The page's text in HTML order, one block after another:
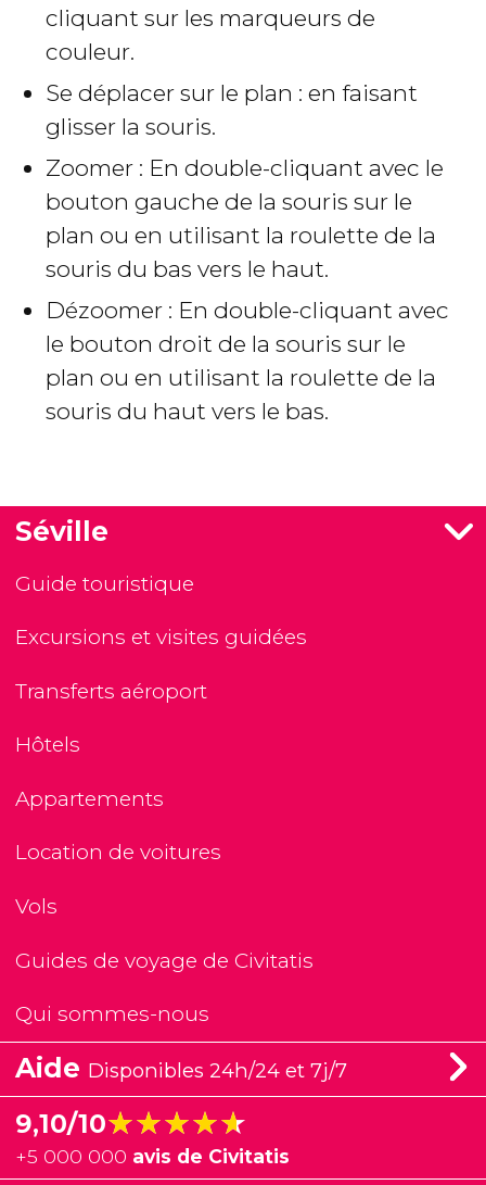
cliquant sur les marqueurs de
couleur.
Se déplacer sur le plan : en faisant
glisser la souris.
Zoomer : En double-cliquant avec le
bouton gauche de la souris sur le
plan ou en utilisant la roulette de la
souris du bas vers le haut.
Dézoomer : En double-cliquant avec
le bouton droit de la souris sur le
plan ou en utilisant la roulette de la
souris du haut vers le bas.
Séville
Guide touristique
Excursions et visites guidées
Transferts aéroport
Hôtels
Appartements
Location de voitures
Vols
Guides de voyage de Civitatis
Qui sommes-nous
Aide Disponibles 24h/24 et 7j/7
9,10/10★★★★★
★★★★★
+5 000 000 avis de Civitatis